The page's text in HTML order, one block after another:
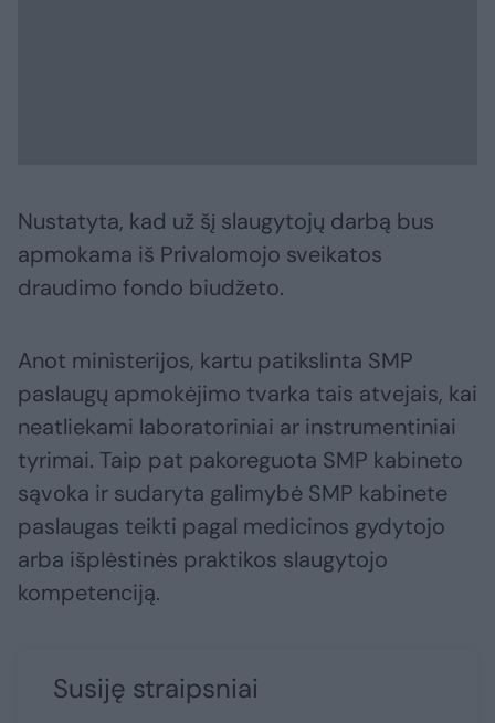
Nustatyta, kad už šį slaugytojų darbą bus
apmokama iš Privalomojo sveikatos
draudimo fondo biudžeto.
Anot ministerijos, kartu patikslinta SMP
paslaugų apmokėjimo tvarka tais atvejais, kai
neatliekami laboratoriniai ar instrumentiniai
tyrimai. Taip pat pakoreguota SMP kabineto
sąvoka ir sudaryta galimybė SMP kabinete
paslaugas teikti pagal medicinos gydytojo
arba išplėstinės praktikos slaugytojo
kompetenciją.
Susiję straipsniai